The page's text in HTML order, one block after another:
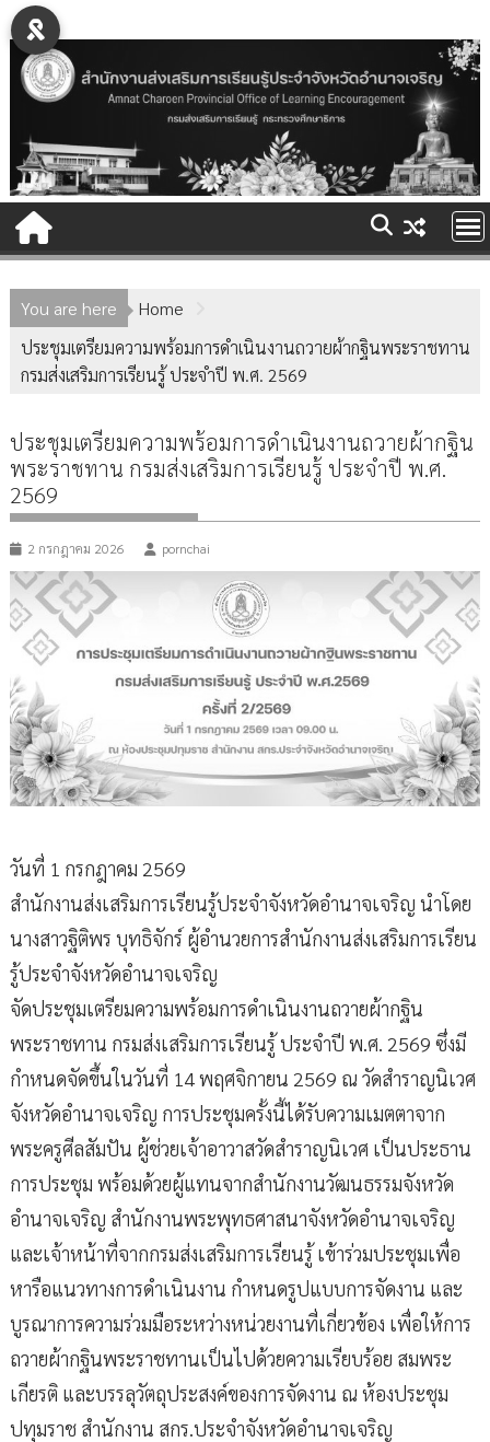
Skip
to
content
You are here
Home
ประชุมเตรียมความพร้อมการดำเนินงานถวายผ้ากฐินพระราชทาน
กรมส่งเสริมการเรียนรู้ ประจำปี พ.ศ. 2569
ประชุมเตรียมความพร้อมการดำเนินงานถวายผ้ากฐิน
พระราชทาน กรมส่งเสริมการเรียนรู้ ประจำปี พ.ศ.
2569
2 กรกฎาคม 2026 pornchai
วันที่ 1 กรกฎาคม 2569
สำนักงานส่งเสริมการเรียนรู้ประจำจังหวัดอำนาจเจริญ นำโดย
นางสาวฐิติพร บุทธิจักร์ ผู้อำนวยการสำนักงานส่งเสริมการเรียน
รู้ประจำจังหวัดอำนาจเจริญ
จัดประชุมเตรียมความพร้อมการดำเนินงานถวายผ้ากฐิน
พระราชทาน กรมส่งเสริมการเรียนรู้ ประจำปี พ.ศ. 2569 ซึ่งมี
กำหนดจัดขึ้นในวันที่ 14 พฤศจิกายน 2569 ณ วัดสำราญนิเวศ
จังหวัดอำนาจเจริญ การประชุมครั้งนี้ได้รับความเมตตาจาก
พระครูศีลสัมปัน ผู้ช่วยเจ้าอาวาสวัดสำราญนิเวศ เป็นประธาน
การประชุม พร้อมด้วยผู้แทนจากสำนักงานวัฒนธรรมจังหวัด
อำนาจเจริญ สำนักงานพระพุทธศาสนาจังหวัดอำนาจเจริญ
และเจ้าหน้าที่จากกรมส่งเสริมการเรียนรู้ เข้าร่วมประชุมเพื่อ
หารือแนวทางการดำเนินงาน กำหนดรูปแบบการจัดงาน และ
บูรณาการความร่วมมือระหว่างหน่วยงานที่เกี่ยวข้อง เพื่อให้การ
ถวายผ้ากฐินพระราชทานเป็นไปด้วยความเรียบร้อย สมพระ
เกียรติ และบรรลุวัตถุประสงค์ของการจัดงาน ณ ห้องประชุม
ปทุมราช สำนักงาน สกร.ประจำจังหวัดอำนาจเจริญ